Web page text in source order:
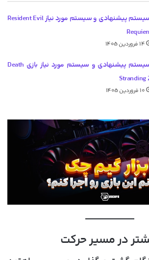
سیستم پیشنهادی و سیستم مورد نیاز Resident Evil
۱۴ فروردین ۱۴۰۵
سیستم پیشنهادی و سیستم مورد نیاز بازی Death
Stranding
۱۰ فروردین ۱۴۰۵
در مسیر حرکت